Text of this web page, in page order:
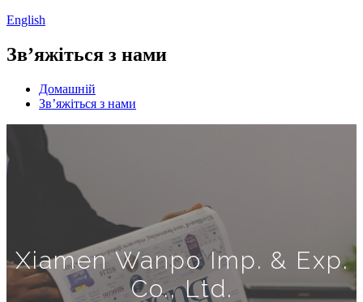
English
Зв’яжіться з нами
Домашній
Зв’яжіться з нами
Xiamen Wanpo Imp. & Exp.
Co., Ltd.